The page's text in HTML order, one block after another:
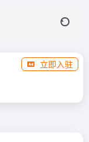
立即入驻